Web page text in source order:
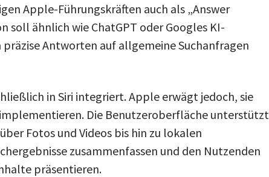
Apple-Führungskräften auch als „Answer
soll ähnlich wie ChatGPT oder Googles KI-
Antworten auf allgemeine Suchanfragen
in Siri integriert. Apple erwägt jedoch, sie
Die Benutzeroberfläche unterstützt
Fotos und Videos bis hin zu lokalen
zusammenfassen und den Nutzenden
präsentieren.